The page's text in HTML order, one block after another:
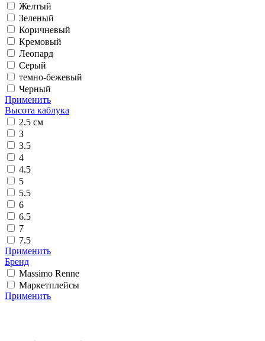
Желтый
Зеленый
Коричневый
Кремовый
Леопард
Серый
темно-бежевый
Черный
Применить
Высота каблука
2.5 см
3
3.5
4
4.5
5
5.5
6
6.5
7
7.5
Применить
Бренд
Massimo Renne
Маркетплейсы
Применить